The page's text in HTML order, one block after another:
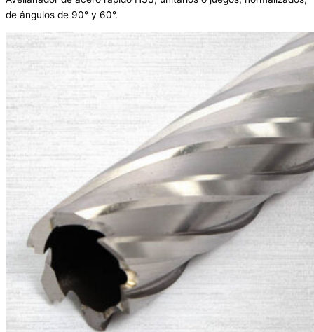
de ángulos de 90° y 60°.